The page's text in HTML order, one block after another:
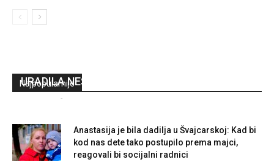
Najpopularnije
URADILA NEŠTO ŠTO JE SVE ŠOKIRALO
-
Anastasija je bila dadilja u Švajcarskoj: Kad bi
kod nas dete tako postupilo prema majci,
reagovali bi socijalni radnici